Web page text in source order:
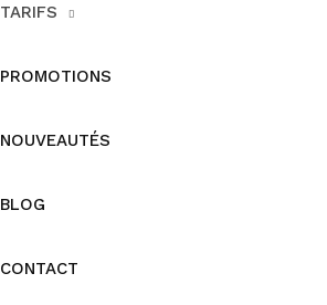
TARIFS
PROMOTIONS
NOUVEAUTÉS
BLOG
CONTACT